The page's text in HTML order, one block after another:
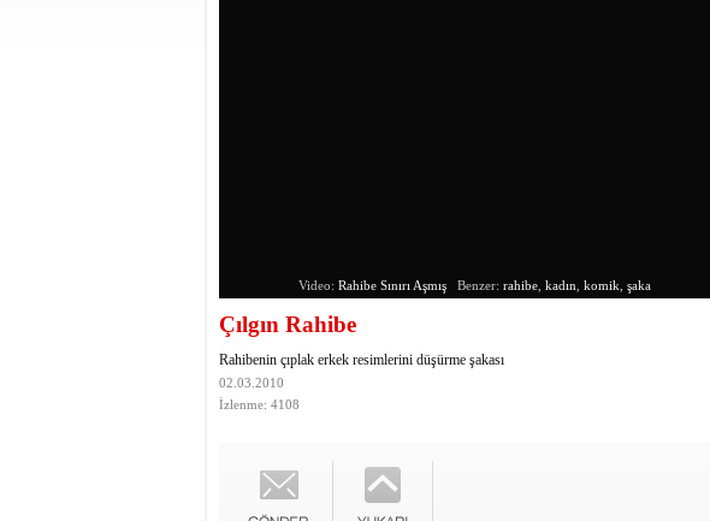
Video: Rahibe Sınırı Aşmış Benzer: rahibe kadın komik şaka
Çılgın Rahibe
Rahibenin çıplak erkek resimlerini düşürme şakası
02.03.2010
İzlenme: 4108